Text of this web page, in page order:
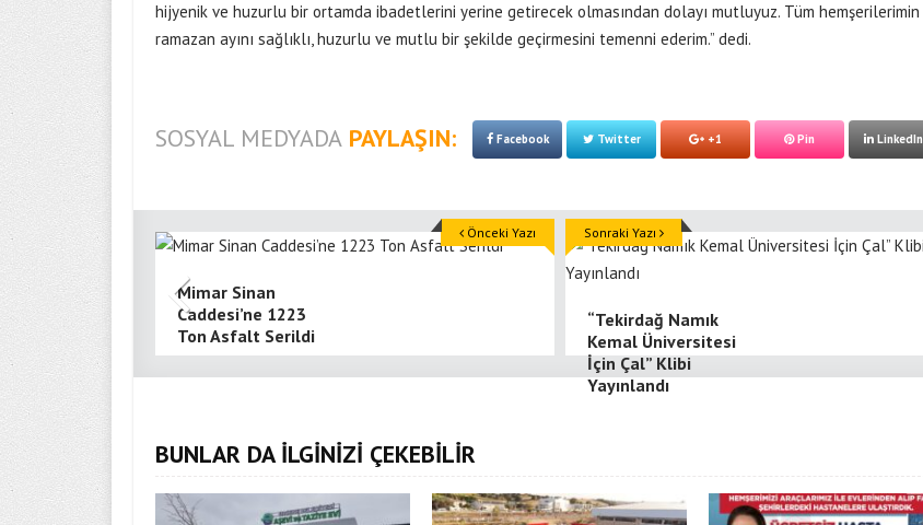
hijyenik ve huzurlu bir ortamda ibadetlerini yerine getirecek olmasından dolayı mutluyuz. Tüm hemşerilerimin
ramazan ayını sağlıklı, huzurlu ve mutlu bir şekilde geçirmesini temenni ederim.” dedi.
SOSYAL MEDYADA PAYLAŞIN: Facebook Twitter +1 Pin LinkedIn
Mimar Sinan
Caddesi’ne 1223
Ton Asfalt Serildi
Önceki Yazı
“Tekirdağ Namık
Kemal Üniversitesi
İçin Çal” Klibi
Yayınlandı
Sonraki Yazı
BUNLAR DA İLGİNİZİ ÇEKEBİLİR